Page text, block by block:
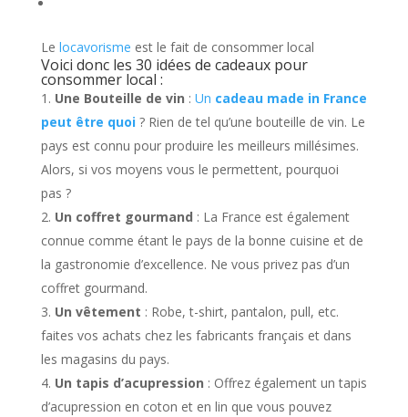
Le locavorisme est le fait de consommer local
Voici donc les 30 idées de cadeaux pour
consommer local :
Une Bouteille de vin : Un cadeau made in France
peut être quoi? Rien de tel qu’une bouteille de vin. Le
pays est connu pour produire les meilleurs millésimes.
Alors, si vos moyens vous le permettent, pourquoi
pas ?
Un coffret gourmand : La France est également
connue comme étant le pays de la bonne cuisine et de
la gastronomie d’excellence. Ne vous privez pas d’un
coffret gourmand.
Un vêtement : Robe, t-shirt, pantalon, pull, etc.
faites vos achats chez les fabricants français et dans
les magasins du pays.
Un tapis d’acupression : Offrez également un tapis
d’acupression en coton et en lin que vous pouvez